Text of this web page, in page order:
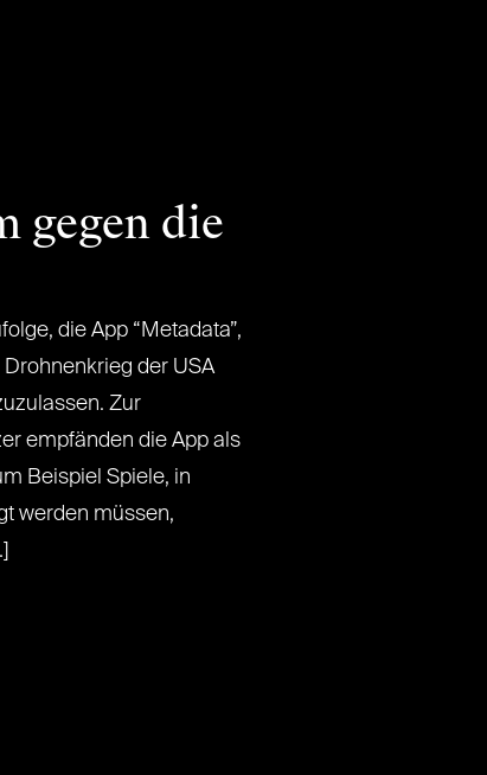
gegen die
die App “Metadata”,
der USA
Zur
empfänden die App als
Beispiel Spiele, in
werden müssen,